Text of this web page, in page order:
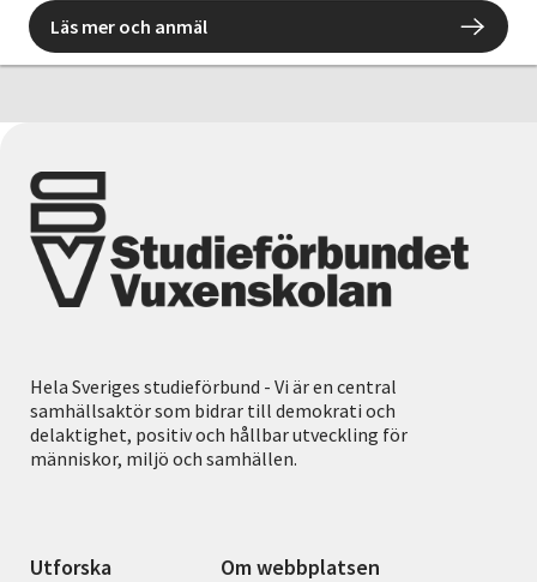
Läs mer och anmäl
Hela Sveriges studieförbund - Vi är en central
samhällsaktör som bidrar till demokrati och
delaktighet, positiv och hållbar utveckling för
människor, miljö och samhällen.
Utforska Om webbplatsen